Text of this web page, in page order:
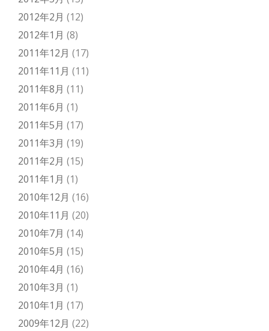
2012年2月 (12)
2012年1月 (8)
2011年12月 (17)
2011年11月 (11)
2011年8月 (11)
2011年6月 (1)
2011年5月 (17)
2011年3月 (19)
2011年2月 (15)
2011年1月 (1)
2010年12月 (16)
2010年11月 (20)
2010年7月 (14)
2010年5月 (15)
2010年4月 (16)
2010年3月 (1)
2010年1月 (17)
2009年12月 (22)